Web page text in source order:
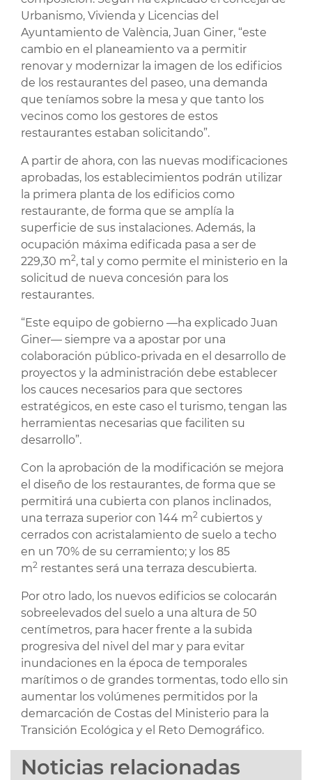
Urbanismo, Vivienda y Licencias del
Ayuntamiento de València, Juan Giner, “este
cambio en el planeamiento va a permitir
renovar y modernizar la imagen de los edificios
de los restaurantes del paseo, una demanda
que teníamos sobre la mesa y que tanto los
vecinos como los gestores de estos
restaurantes estaban solicitando”.
A partir de ahora, con las nuevas modificaciones
aprobadas, los establecimientos podrán utilizar
la primera planta de los edificios como
restaurante, de forma que se amplía la
superficie de sus instalaciones. Además, la
ocupación máxima edificada pasa a ser de
229,30 m2, tal y como permite el ministerio en la
solicitud de nueva concesión para los
restaurantes.
“Este equipo de gobierno —ha explicado Juan
Giner— siempre va a apostar por una
colaboración público-privada en el desarrollo de
proyectos y la administración debe establecer
los cauces necesarios para que sectores
estratégicos, en este caso el turismo, tengan las
herramientas necesarias que faciliten su
desarrollo”.
Con la aprobación de la modificación se mejora
el diseño de los restaurantes, de forma que se
permitirá una cubierta con planos inclinados,
una terraza superior con 144 m2 cubiertos y
cerrados con acristalamiento de suelo a techo
en un 70% de su cerramiento; y los 85
m2 restantes será una terraza descubierta.
Por otro lado, los nuevos edificios se colocarán
sobreelevados del suelo a una altura de 50
centímetros, para hacer frente a la subida
progresiva del nivel del mar y para evitar
inundaciones en la época de temporales
marítimos o de grandes tormentas, todo ello sin
aumentar los volúmenes permitidos por la
demarcación de Costas del Ministerio para la
Transición Ecológica y el Reto Demográfico.
Noticias relacionadas